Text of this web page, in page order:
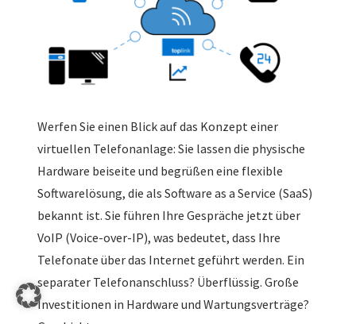
Werfen Sie einen Blick auf das Konzept einer
virtuellen Telefonanlage: Sie lassen die physische
Hardware beiseite und begrüßen eine flexible
Softwarelösung, die als Software as a Service (SaaS)
bekannt ist. Sie führen Ihre Gespräche jetzt über
VoIP (Voice-over-IP), was bedeutet, dass Ihre
Telefonate über das Internet geführt werden. Ein
separater Telefonanschluss? Überflüssig. Große
Investitionen in Hardware und Wartungsverträge?